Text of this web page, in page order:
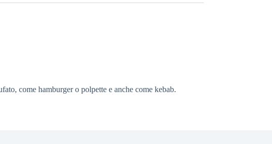
come hamburger o polpette e anche come kebab.